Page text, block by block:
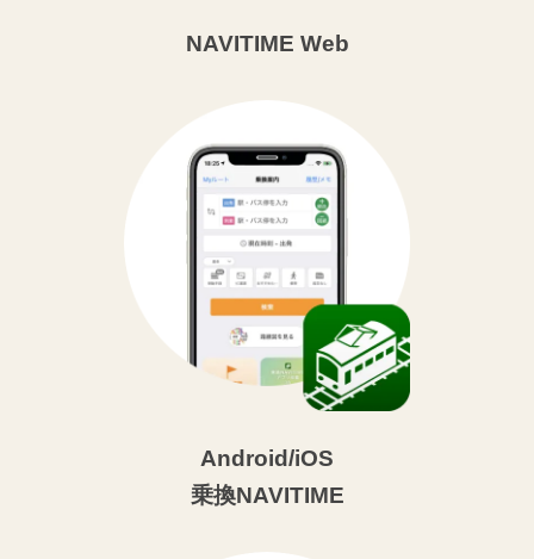
NAVITIME Web
Android/iOS
乗換NAVITIME